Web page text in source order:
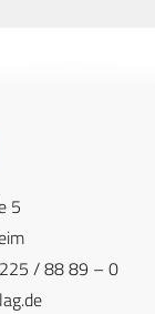
5
/ 88 89 – 0